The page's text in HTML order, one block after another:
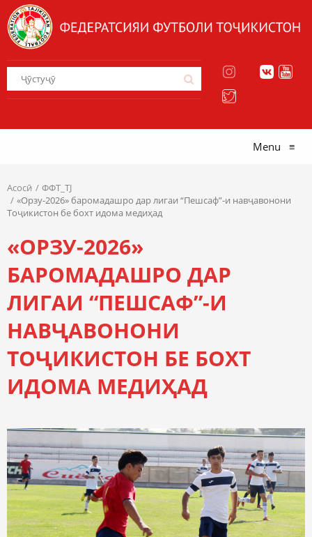
Menu ≡
Асосӣ
ФФТ_TJ
«Орзу-2026» баромадашро дар лигаи “Пешсаф”-и навҷавонони
Тоҷикистон бе бохт идома медиҳад
«ОРЗУ-2026»
БАРОМАДАШРО ДАР
ЛИГАИ “ПЕШСАФ”-И
НАВҶАВОНОНИ
ТОҶИКИСТОН БЕ БОХТ
ИДОМА МЕДИҲАД